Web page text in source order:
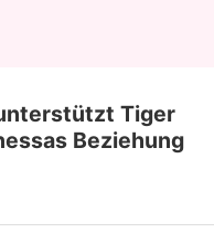
Tiger
Beziehung